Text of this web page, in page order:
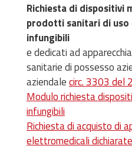
Richiesta di dispositivi
prodotti sanitari di
infungibili
e dedicati ad
sanitarie di possesso
aziendalecirc. 3303
Modulo richiesta
infungibili
Richiesta di acquisto di
elettromedicali